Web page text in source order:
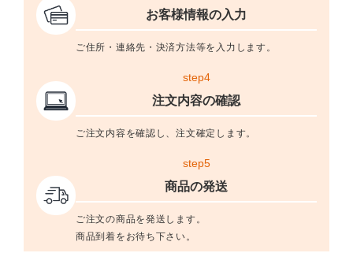
お客様情報の入力
ご住所・連絡先・決済方法等を入力します。
step4
注文内容の確認
ご注文内容を確認し、注文確定します。
step5
商品の発送
ご注文の商品を発送します。
商品到着をお待ち下さい。